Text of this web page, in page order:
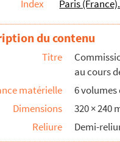
Index
Paris
du contenu
Titre
au cours
matérielle
6 volumes
Dimensions
320 × 240
Reliure
Demi-